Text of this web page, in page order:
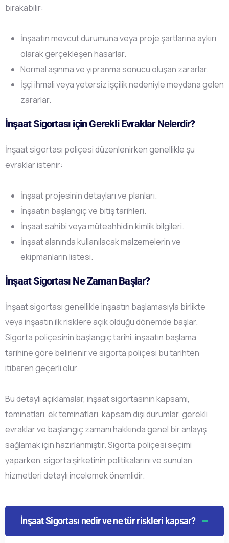
bırakabilir:
İnşaatın mevcut durumuna veya proje şartlarına aykırı
olarak gerçekleşen hasarlar.
Normal aşınma ve yıpranma sonucu oluşan zararlar.
İşçi ihmali veya yetersiz işçilik nedeniyle meydana gelen
zararlar.
İnşaat Sigortası için Gerekli Evraklar Nelerdir?
İnşaat sigortası poliçesi düzenlenirken genellikle şu
evraklar istenir:
İnşaat projesinin detayları ve planları.
İnşaatın başlangıç ve bitiş tarihleri.
İnşaat sahibi veya müteahhidin kimlik bilgileri.
İnşaat alanında kullanılacak malzemelerin ve
ekipmanların listesi.
İnşaat Sigortası Ne Zaman Başlar?
İnşaat sigortası genellikle inşaatın başlamasıyla birlikte
veya inşaatın ilk risklere açık olduğu dönemde başlar.
Sigorta poliçesinin başlangıç tarihi, inşaatın başlama
tarihine göre belirlenir ve sigorta poliçesi bu tarihten
itibaren geçerli olur.
Bu detaylı açıklamalar, inşaat sigortasının kapsamı,
teminatları, ek teminatları, kapsam dışı durumlar, gerekli
evraklar ve başlangıç zamanı hakkında genel bir anlayış
sağlamak için hazırlanmıştır. Sigorta poliçesi seçimi
yaparken, sigorta şirketinin politikalarını ve sunulan
hizmetleri detaylı incelemek önemlidir.
İnşaat Sigortası nedir ve ne tür riskleri kapsar?